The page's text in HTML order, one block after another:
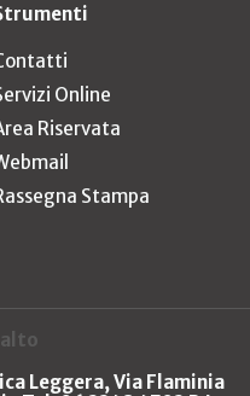
Online
Riservata
Stampa
Leggera, Via Flaminia